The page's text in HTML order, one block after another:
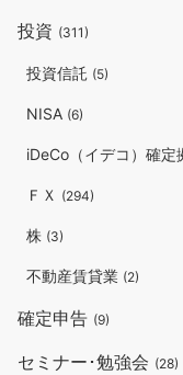
投資 (311)
投資信託 (5)
NISA (6)
iDeCo（イデコ）確定
ＦＸ (294)
株 (3)
不動産賃貸業 (2)
確定申告 (9)
セミナー･勉強会 (28)